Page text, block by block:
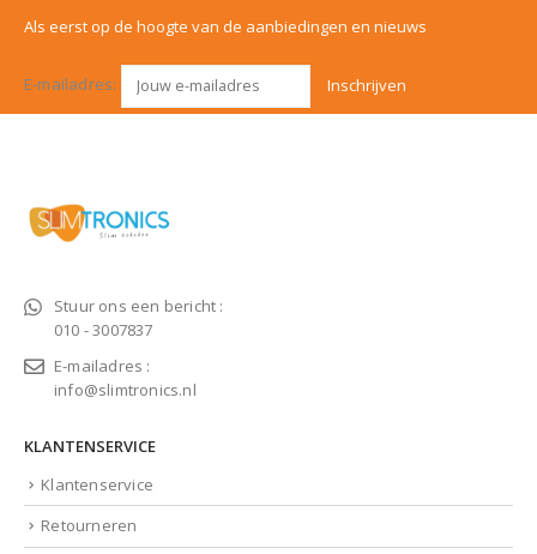
Als eerst op de hoogte van de aanbiedingen en nieuws
E-mailadres:
Stuur ons een bericht :
010 - 3007837
E-mailadres :
info@slimtronics.nl
KLANTENSERVICE
Klantenservice
Retourneren